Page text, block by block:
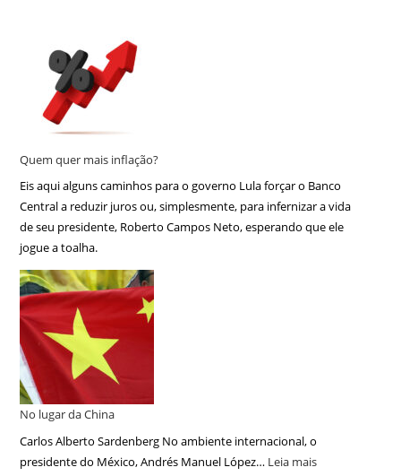
Quem quer mais inflação?
Eis aqui alguns caminhos para o governo Lula forçar o Banco
Central a reduzir juros ou, simplesmente, para infernizar a vida
de seu presidente, Roberto Campos Neto, esperando que ele
jogue a toalha.
No lugar da China
Carlos Alberto Sardenberg No ambiente internacional, o
presidente do México, Andrés Manuel López… Leia mais